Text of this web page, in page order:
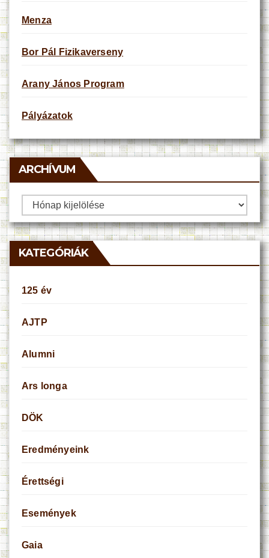
Menza
Bor Pál Fizikaverseny
Arany János Program
Pályázatok
ARCHÍVUM
Archívum
KATEGÓRIÁK
125 év
AJTP
Alumni
Ars longa
DÖK
Eredményeink
Érettségi
Események
Gaia